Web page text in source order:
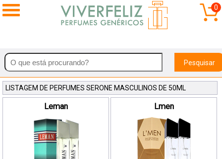
0
Pesquisar
LISTAGEM DE PERFUMES SERONE MASCULINOS DE 50ML
Leman Lmen